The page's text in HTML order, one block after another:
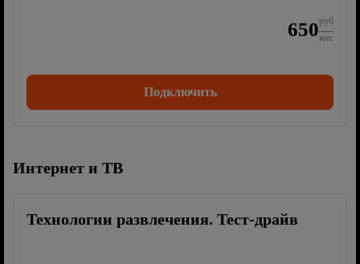
650руб
мес
Подключить
Интернет и ТВ
Технологии развлечения. Тест-драйв